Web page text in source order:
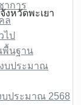
าการ
ล
ป
พื้นฐาน
บประมาณ
ประมาณ 2568
งหวัดพะเยา